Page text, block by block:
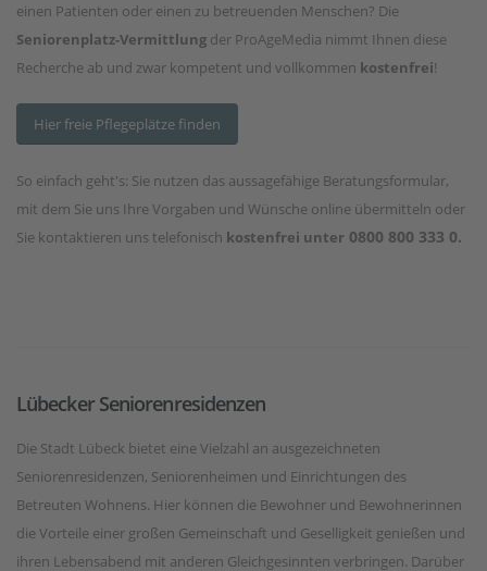
einen Patienten oder einen zu betreuenden Menschen? Die
Seniorenplatz-Vermittlung der ProAgeMedia nimmt Ihnen diese
Recherche ab und zwar kompetent und vollkommen kostenfrei!
Hier freie Pflegeplätze finden
So einfach geht's: Sie nutzen das aussagefähige Beratungsformular,
mit dem Sie uns Ihre Vorgaben und Wünsche online übermitteln oder
Sie kontaktieren uns telefonisch kostenfrei unter 0800 800 333 0.
Lübecker Seniorenresidenzen
Die Stadt Lübeck bietet eine Vielzahl an ausgezeichneten
Seniorenresidenzen, Seniorenheimen und Einrichtungen des
Betreuten Wohnens. Hier können die Bewohner und Bewohnerinnen
die Vorteile einer großen Gemeinschaft und Geselligkeit genießen und
ihren Lebensabend mit anderen Gleichgesinnten verbringen. Darüber